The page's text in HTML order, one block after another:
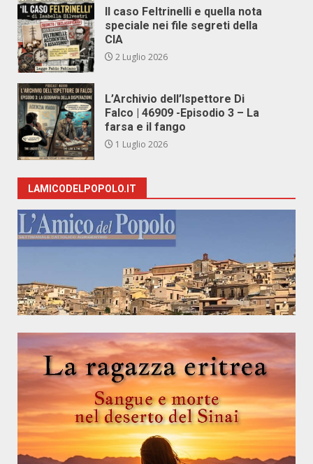
Il caso Feltrinelli e quella nota
speciale nei file segreti della
CIA
2 Luglio 2026
L’Archivio dell’Ispettore Di
Falco | 46909 -Episodio 3 – La
farsa e il fango
1 Luglio 2026
LAMICODELPOPOLO.IT